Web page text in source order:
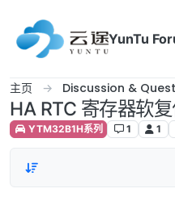
YunTu
主页 Discussion &
HA RTC 寄存器软
YTM32B1H系列 1 1